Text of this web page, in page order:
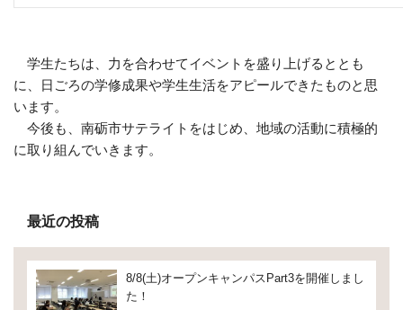
学生たちは、力を合わせてイベントを盛り上げるととも
に、日ごろの学修成果や学生生活をアピールできたものと思
います。
今後も、南砺市サテライトをはじめ、地域の活動に積極的
に取り組んでいきます。
最近の投稿
8/8(土)オープンキャンパスPart3を開催しまし
た！